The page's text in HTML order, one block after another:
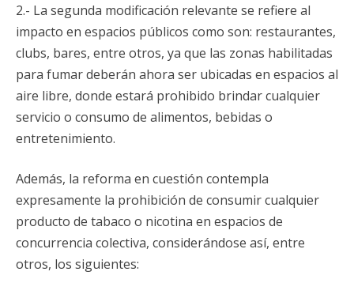
2.- La segunda modificación relevante se refiere al
impacto en espacios públicos como son: restaurantes,
clubs, bares, entre otros, ya que las zonas habilitadas
para fumar deberán ahora ser ubicadas en espacios al
aire libre, donde estará prohibido brindar cualquier
servicio o consumo de alimentos, bebidas o
entretenimiento.
Además, la reforma en cuestión contempla
expresamente la prohibición de consumir cualquier
producto de tabaco o nicotina en espacios de
concurrencia colectiva, considerándose así, entre
otros, los siguientes: